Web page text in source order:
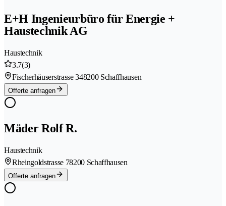
E+H Ingenieurbüro für Energie +
Haustechnik AG
Haustechnik
3.7(3)
Fischerhäuserstrasse 348200 Schaffhausen
Offerte anfragen
Mäder Rolf R.
Haustechnik
Rheingoldstrasse 78200 Schaffhausen
Offerte anfragen